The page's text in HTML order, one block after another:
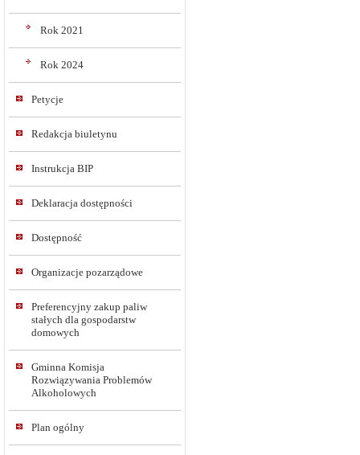
Rok 2021
Rok 2024
Petycje
Redakcja biuletynu
Instrukcja BIP
Deklaracja dostępności
Dostępność
Organizacje pozarządowe
Preferencyjny zakup paliw
stałych dla gospodarstw
domowych
Gminna Komisja
Rozwiązywania Problemów
Alkoholowych
Plan ogólny